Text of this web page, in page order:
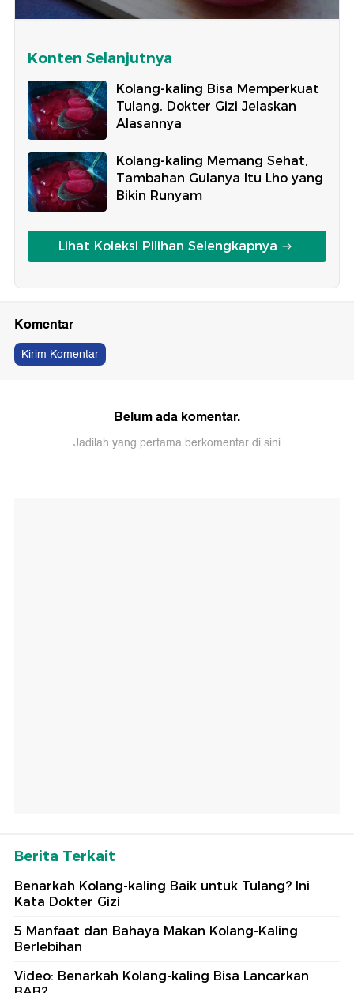
Konten Selanjutnya
Kolang-kaling Bisa Memperkuat
Tulang, Dokter Gizi Jelaskan
Alasannya
Kolang-kaling Memang Sehat,
Tambahan Gulanya Itu Lho yang
Bikin Runyam
Lihat Koleksi Pilihan Selengkapnya
Komentar
Kirim Komentar
Belum ada komentar.
Jadilah yang pertama berkomentar di sini
Berita Terkait
Benarkah Kolang-kaling Baik untuk Tulang? Ini
Kata Dokter Gizi
5 Manfaat dan Bahaya Makan Kolang-Kaling
Berlebihan
Video: Benarkah Kolang-kaling Bisa Lancarkan